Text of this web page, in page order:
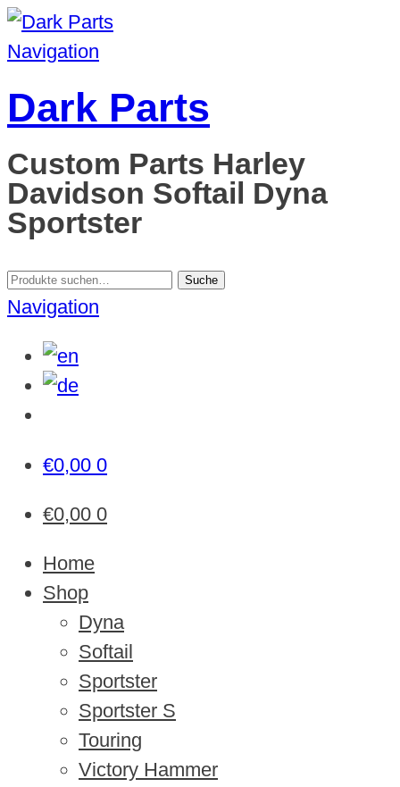
Navigation
Dark Parts
Custom Parts Harley
Davidson Softail Dyna
Sportster
Suche
nach:
Suche
Navigation
€0,00 0
€0,00 0
Home
Shop
Dyna
Softail
Sportster
Sportster S
Touring
Victory Hammer